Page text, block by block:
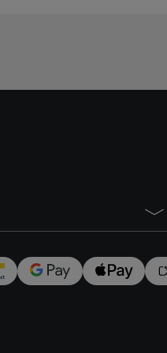
différents arguments de
informations sur la